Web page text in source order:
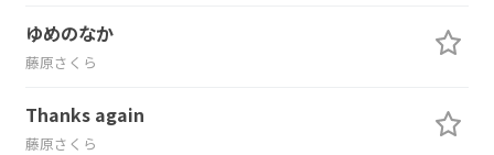
ゆめのなか
藤原さくら
Thanks again
藤原さくら